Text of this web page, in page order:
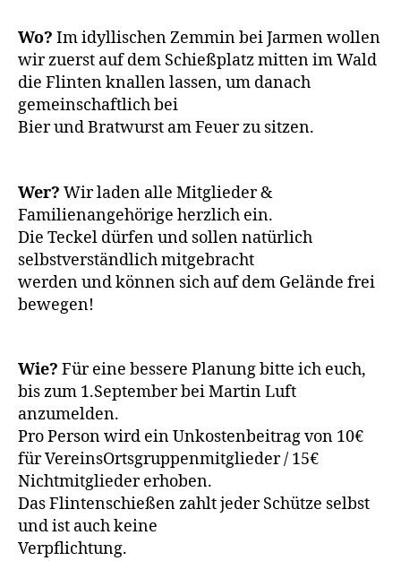
Wo? Im idyllischen Zemmin bei Jarmen wollen
wir zuerst auf dem Schießplatz mitten im Wald
die Flinten knallen lassen, um danach
gemeinschaftlich bei
Bier und Bratwurst am Feuer zu sitzen.
Wer? Wir laden alle Mitglieder &
Familienangehörige herzlich ein.
Die Teckel dürfen und sollen natürlich
selbstverständlich mitgebracht
werden und können sich auf dem Gelände frei
bewegen!
Wie? Für eine bessere Planung bitte ich euch,
bis zum 1.September bei Martin Luft
anzumelden.
Pro Person wird ein Unkostenbeitrag von 10€
für VereinsOrtsgruppenmitglieder / 15€
Nichtmitglieder erhoben.
Das Flintenschießen zahlt jeder Schütze selbst
und ist auch keine
Verpflichtung.